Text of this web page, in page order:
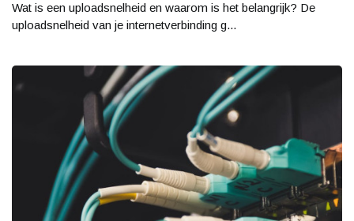
Wat is een uploadsnelheid en waarom is het belangrijk? De
uploadsnelheid van je internetverbinding g...